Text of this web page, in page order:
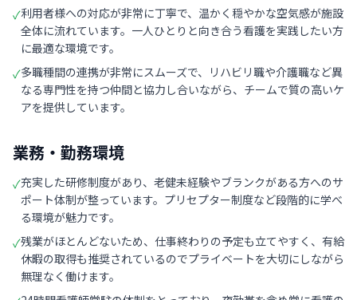
✓利用者様への対応が非常に丁寧で、温かく穏やかな空気感が施設
全体に流れています。一人ひとりと向き合う看護を実践したい方
に最適な環境です。
✓多職種間の連携が非常にスムーズで、リハビリ職や介護職など異
なる専門性を持つ仲間と協力し合いながら、チームで質の高いケ
アを提供しています。
業務・勤務環境
✓充実した研修制度があり、老健未経験やブランクがある方へのサ
ポート体制が整っています。プリセプター制度など段階的に学べ
る環境が魅力です。
✓残業がほとんどないため、仕事終わりの予定も立てやすく、有給
休暇の取得も推奨されているのでプライベートを大切にしながら
無理なく働けます。